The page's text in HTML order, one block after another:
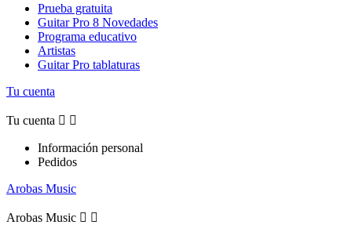
Prueba gratuita
Guitar Pro 8 Novedades
Programa educativo
Artistas
Guitar Pro tablaturas
Tu cuenta
Tu cuenta  
Información personal
Pedidos
Arobas Music
Arobas Music  